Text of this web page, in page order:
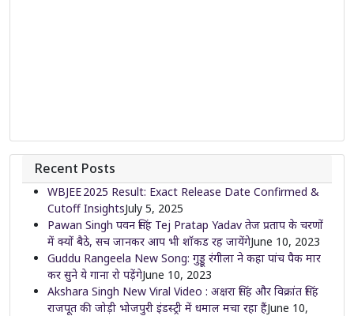
Recent Posts
WBJEE 2025 Result: Exact Release Date Confirmed &
Cutoff InsightsJuly 5, 2025
Pawan Singh पवन सिंह Tej Pratap Yadav तेज प्रताप के चरणों
में क्यों बैठे, सच जानकर आप भी शॉकड रह जायेंगेJune 10, 2023
Guddu Rangeela New Song: गुड्डू रंगीला ने कहा पांच पैक मार
कर सुने ये गाना रो पड़ेंगेJune 10, 2023
Akshara Singh New Viral Video : अक्षरा सिंह और विक्रांत सिंह
राजपूत की जोड़ी भोजपुरी इंडस्ट्री में धमाल मचा रहा हैंJune 10,